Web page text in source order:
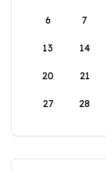
6 7
13 14
20 21
27 28